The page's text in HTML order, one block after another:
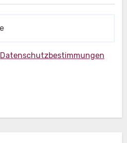
Datenschutzbestimmungen